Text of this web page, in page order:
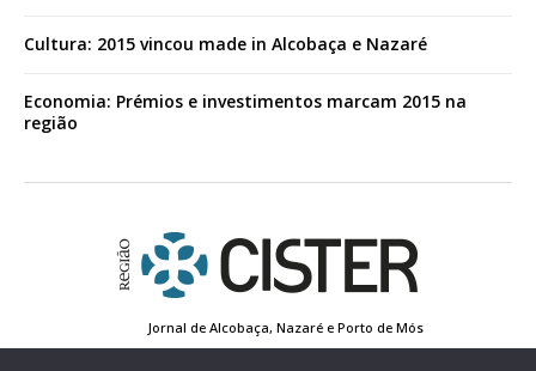
Cultura: 2015 vincou made in Alcobaça e Nazaré
Economia: Prémios e investimentos marcam 2015 na
região
Jornal de Alcobaça, Nazaré e Porto de Mós